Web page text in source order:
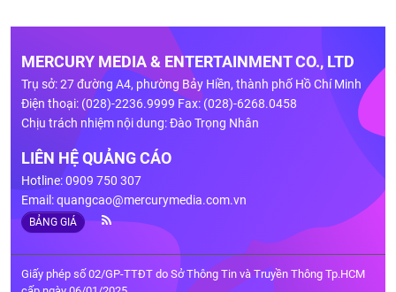
MERCURY MEDIA & ENTERTAINMENT CO., LTD
Trụ sở: 27 đường A4, phường Bảy Hiền, thành phố Hồ Chí Minh
Điện thoại: (028)-2236.9999 Fax: (028)-6268.0458
Chịu trách nhiệm nội dung: Đào Trọng Nhân
LIÊN HỆ QUẢNG CÁO
Hotline: 0909 750 307
Email:quangcao@mercurymedia.com.vn
BẢNG GIÁ
Giấy phép số 02/GP-TTĐT do Sở Thông Tin và Truyền Thông Tp.HCM